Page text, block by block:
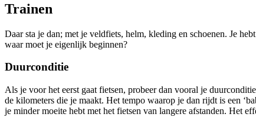
Trainen
Daar sta je dan; met je veldfiets, helm, kleding en schoenen. Je
waar moet je eigenlijk beginnen?
Duurconditie
Als je voor het eerst gaat fietsen, probeer dan vooral je
de kilometers die je maakt. Het tempo waarop je dan rijdt is een
je minder moeite hebt met het fietsen van langere afstanden. Het